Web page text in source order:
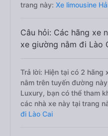
trang này: Xe limousine
Câu hỏi: Các hãng xe
xe giường nằm đi Lào
Trả lời: Hiện tại có 2
nằm trên tuyến đường
Luxury, bạn có thể tham
các nhà xe này tại trang
đi Lào Cai